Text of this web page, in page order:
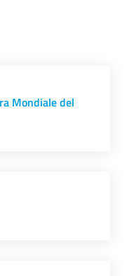
Mondiale del